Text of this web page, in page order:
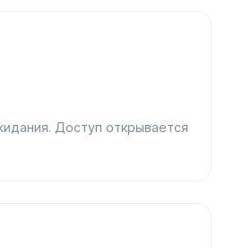
Доступ открывается